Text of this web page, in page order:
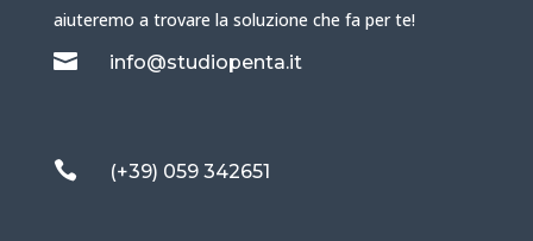
aiuteremo a trovare la soluzione che fa per te!
 info@studiopenta.it
 (+39) 059 342651